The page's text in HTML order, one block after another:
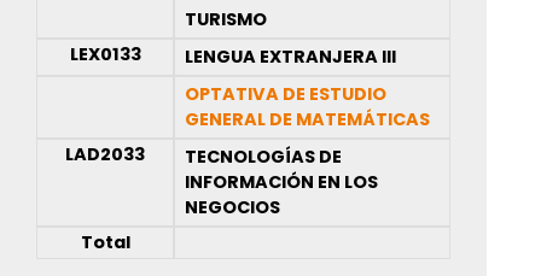
TURISMO
LEX0133
LENGUA EXTRANJERA III
OPTATIVA DE ESTUDIO
GENERAL DE MATEMÁTICAS
LAD2033
TECNOLOGÍAS DE
INFORMACIÓN EN LOS
NEGOCIOS
Total